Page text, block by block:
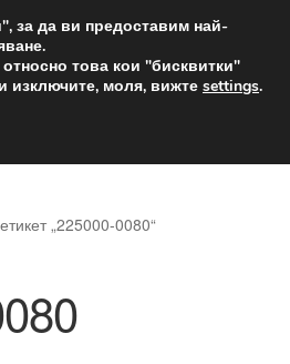
от 12 лв.
по целия свят
„225000-0080“
за да ви предоставим най-
това кои "бисквитки"
изключите, моля, вижте settings.